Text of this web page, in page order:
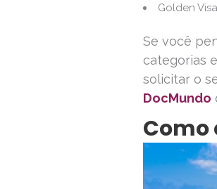
Golden
Se você
categorias
solicitar o
DocMundo
Como